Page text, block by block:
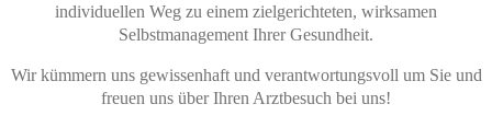
individuellen Weg zu einem zielgerichteten, wirksamen
Selbstmanagement Ihrer Gesundheit.
Wir kümmern uns gewissenhaft und verantwortungsvoll um Sie und
freuen uns über Ihren Arztbesuch bei uns!